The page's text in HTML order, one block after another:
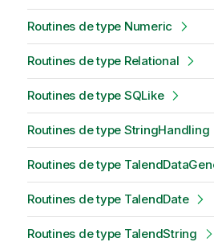
Routines de type Numeric
Routines de type Relational
Routines de type SQLike
Routines de type StringHandling
Routines de type
Routines de type TalendDate
Routines de type TalendString